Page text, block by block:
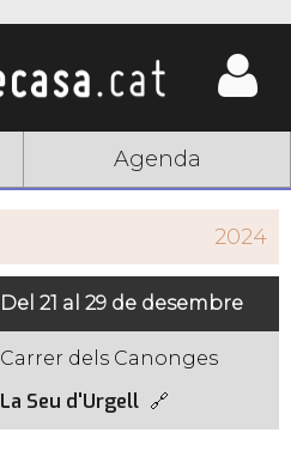
Agenda
2024
Del 21 al 29 de desembre
Carrer dels Canonges
La Seu d'Urgell